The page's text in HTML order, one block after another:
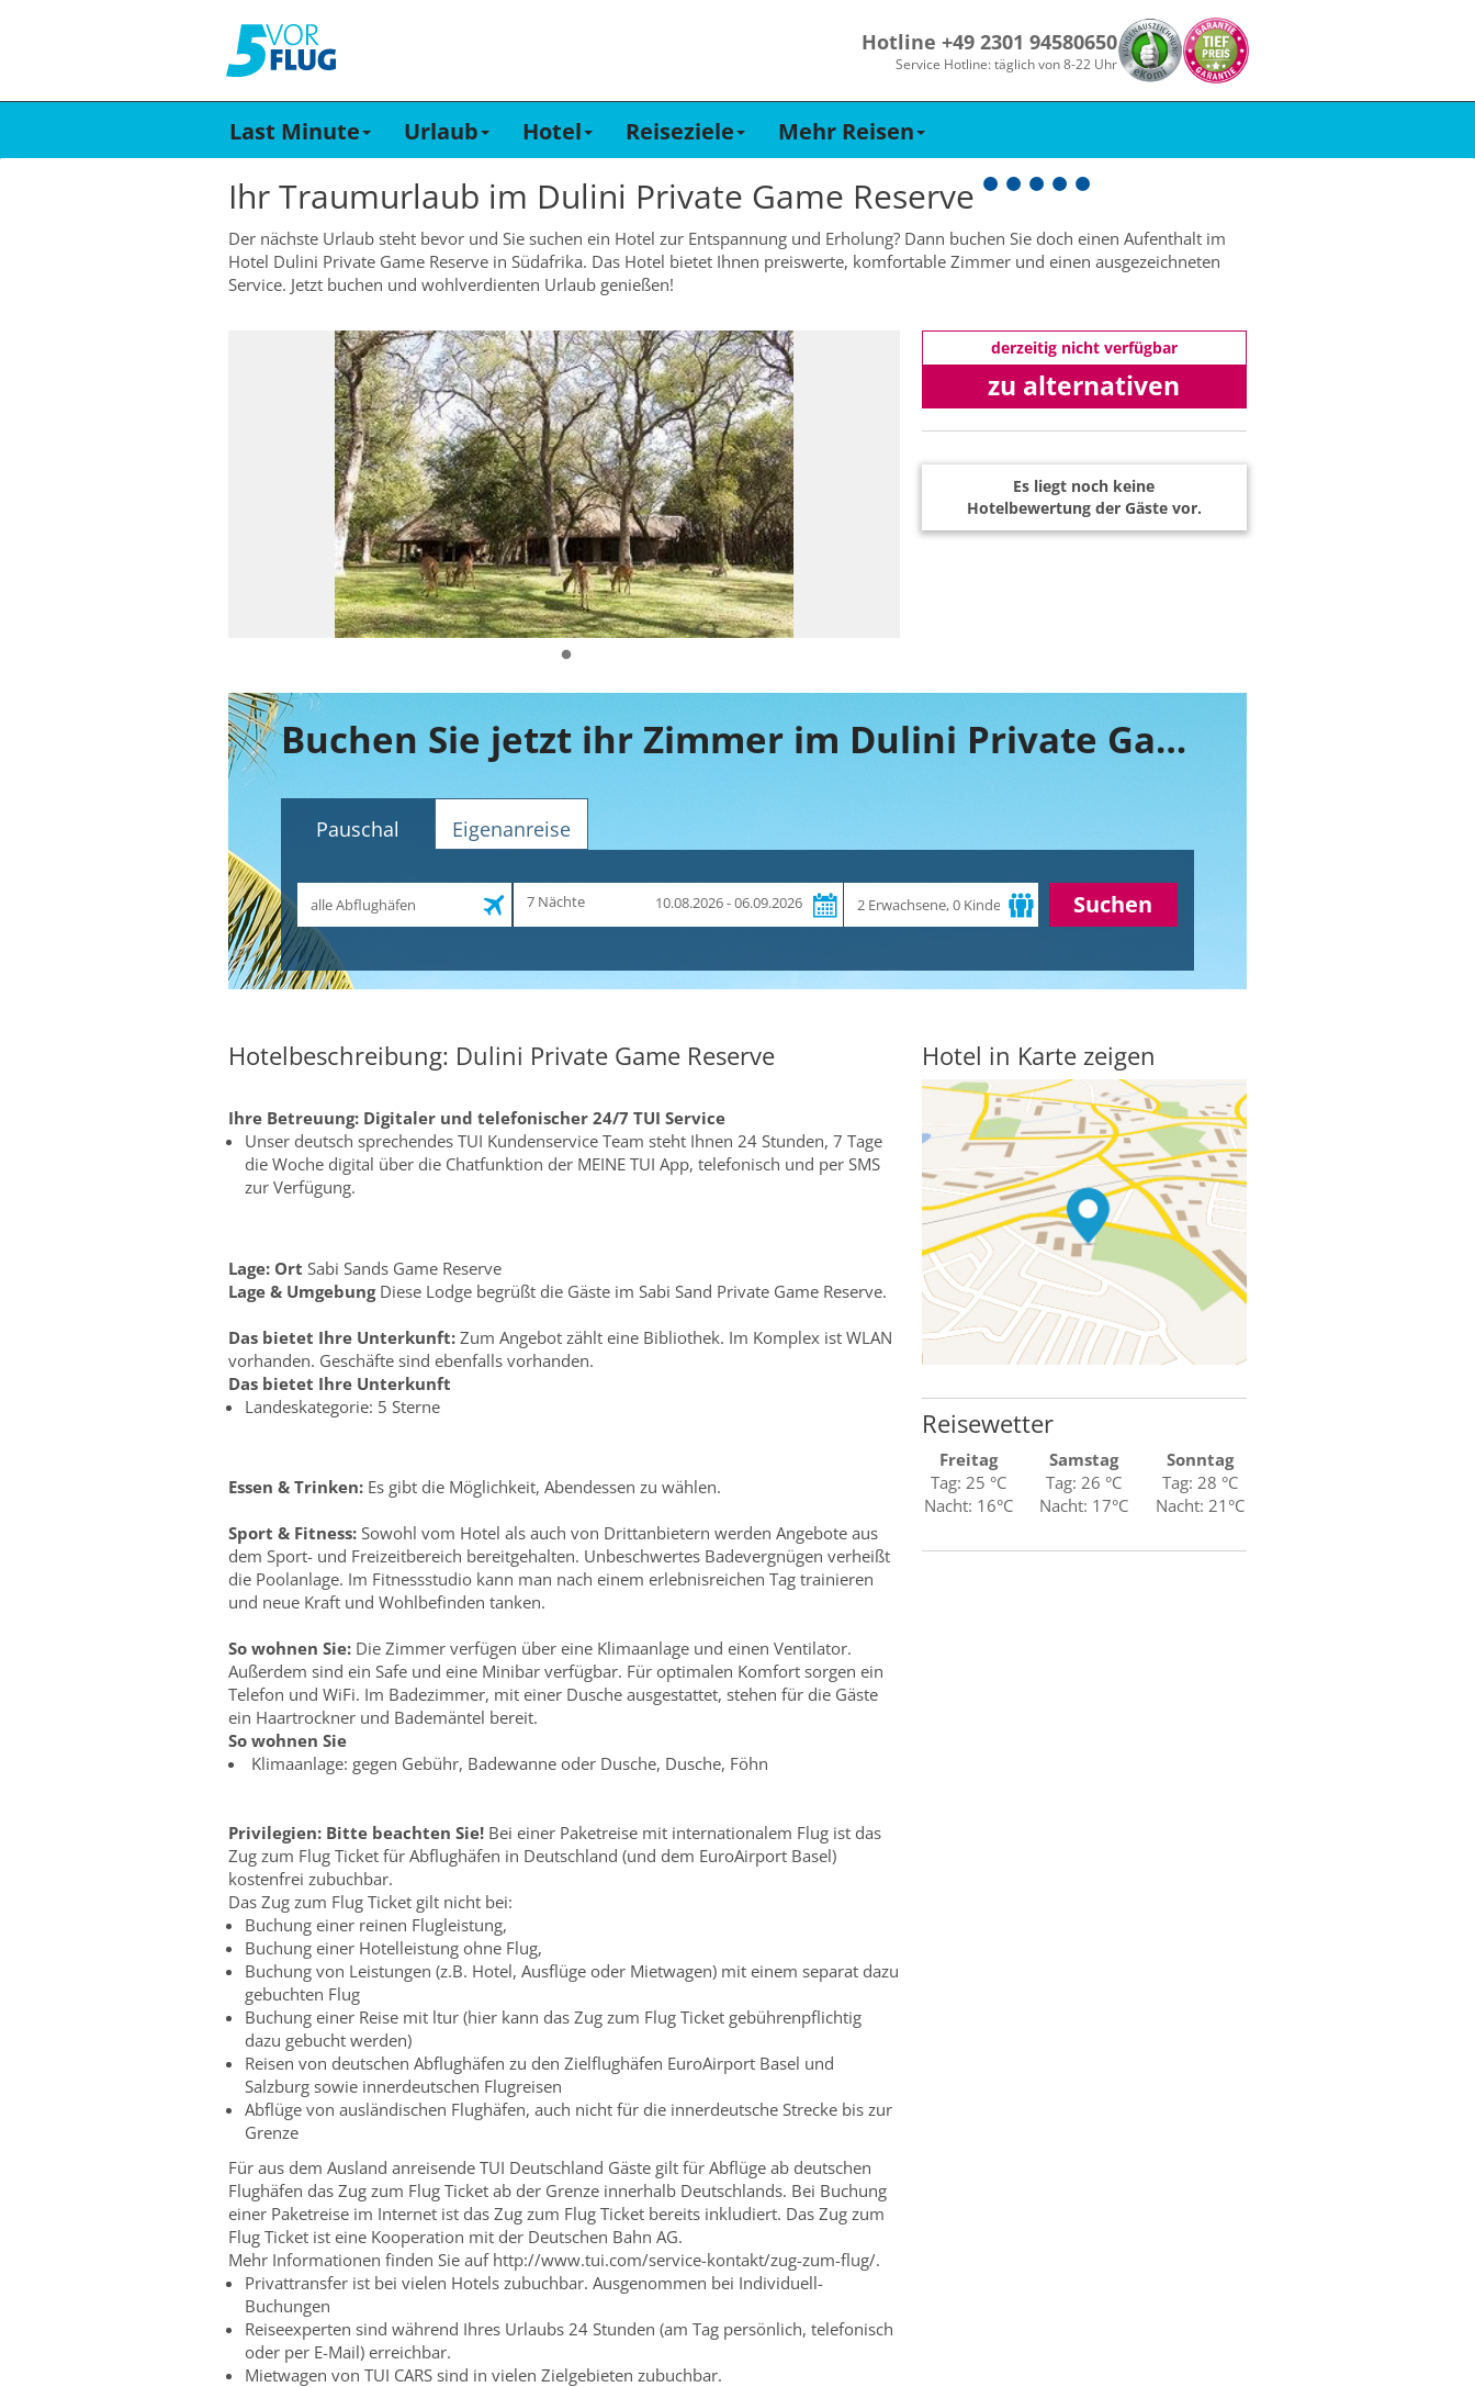
Hotline +49 2301 94580650
Service Hotline: täglich von 8-22 Uhr
Last Minute Urlaub Hotel Reiseziele Mehr Reisen
Ihr Traumurlaub im Dulini Private Game Reserve
Der nächste Urlaub steht bevor und Sie suchen ein Hotel zur Entspannung und Erholung? Dann buchen Sie doch einen Aufenthalt im
Hotel Dulini Private Game Reserve in Südafrika. Das Hotel bietet Ihnen preiswerte, komfortable Zimmer und einen ausgezeichneten
Service. Jetzt buchen und wohlverdienten Urlaub genießen!
derzeitig nicht verfügbar
zu alternativen
Angeboten
Es liegt noch keine
Hotelbewertung der Gäste vor.
Buchen Sie jetzt ihr Zimmer im Dulini Private Game Reserve
Pauschal Eigenanreise
Zeitraum
7 Nächte 10.08.2026 - 06.09.2026 Suchen
Hotelbeschreibung: Dulini Private Game Reserve
Ihre Betreuung: Digitaler und telefonischer 24/7 TUI Service
Unser deutsch sprechendes TUI Kundenservice Team steht Ihnen 24 Stunden, 7 Tage
die Woche digital über die Chatfunktion der MEINE TUI App, telefonisch und per SMS
zur Verfügung.
Lage: Ort Sabi Sands Game Reserve
Lage & UmgebungDiese Lodge begrüßt die Gäste im Sabi Sand Private Game Reserve.
Das bietet Ihre Unterkunft: Zum Angebot zählt eine Bibliothek. Im Komplex ist WLAN
vorhanden. Geschäfte sind ebenfalls vorhanden.
Das bietet Ihre Unterkunft
Landeskategorie: 5 Sterne
Essen & Trinken: Es gibt die Möglichkeit, Abendessen zu wählen.
Sport & Fitness: Sowohl vom Hotel als auch von Drittanbietern werden Angebote aus
dem Sport- und Freizeitbereich bereitgehalten. Unbeschwertes Badevergnügen verheißt
die Poolanlage. Im Fitnessstudio kann man nach einem erlebnisreichen Tag trainieren
und neue Kraft und Wohlbefinden tanken.
So wohnen Sie: Die Zimmer verfügen über eine Klimaanlage und einen Ventilator.
Außerdem sind ein Safe und eine Minibar verfügbar. Für optimalen Komfort sorgen ein
Telefon und WiFi. Im Badezimmer, mit einer Dusche ausgestattet, stehen für die Gäste
ein Haartrockner und Bademäntel bereit.
So wohnen Sie
Klimaanlage: gegen Gebühr, Badewanne oder Dusche, Dusche, Föhn
Privilegien: Bitte beachten Sie! Bei einer Paketreise mit internationalem Flug ist das
Zug zum Flug Ticket für Abflughäfen in Deutschland (und dem EuroAirport Basel)
kostenfrei zubuchbar.
Das Zug zum Flug Ticket gilt nicht bei:
Buchung einer reinen Flugleistung,
Buchung einer Hotelleistung ohne Flug,
Buchung von Leistungen (z.B. Hotel, Ausflüge oder Mietwagen) mit einem separat dazu
gebuchten Flug
Buchung einer Reise mit ltur (hier kann das Zug zum Flug Ticket gebührenpflichtig
dazu gebucht werden)
Reisen von deutschen Abflughäfen zu den Zielflughäfen EuroAirport Basel und
Salzburg sowie innerdeutschen Flugreisen
Abflüge von ausländischen Flughäfen, auch nicht für die innerdeutsche Strecke bis zur
Grenze
Für aus dem Ausland anreisende TUI Deutschland Gäste gilt für Abflüge ab deutschen
Flughäfen das Zug zum Flug Ticket ab der Grenze innerhalb Deutschlands. Bei Buchung
einer Paketreise im Internet ist das Zug zum Flug Ticket bereits inkludiert. Das Zug zum
Flug Ticket ist eine Kooperation mit der Deutschen Bahn AG.
Mehr Informationen finden Sie auf http://www.tui.com/service-kontakt/zug-zum-flug/.
Privattransfer ist bei vielen Hotels zubuchbar. Ausgenommen bei Individuell-
Buchungen
Reiseexperten sind während Ihres Urlaubs 24 Stunden (am Tag persönlich, telefonisch
oder per E-Mail) erreichbar.
Mietwagen von TUI CARS sind in vielen Zielgebieten zubuchbar.
Hotel in Karte zeigen
Reisewetter
Freitag
Tag: 25 °C
Nacht: 16°C
Samstag
Tag: 26 °C
Nacht: 17°C
Sonntag
Tag: 28 °C
Nacht: 21°C